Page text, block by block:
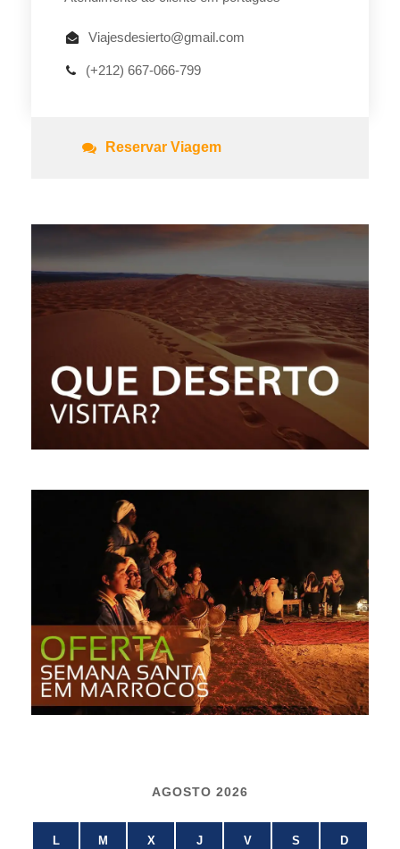
Viajesdesierto@gmail.com
(+212) 667-066-799
Reservar Viagem
AGOSTO 2026
L M X J V S D